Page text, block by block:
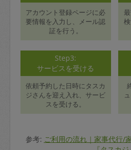
アカウント登録ページに必
要情報を入力し、メール認
証を行う。
Step3:
サービスを受ける
依頼予約した日時にタスカ
ジさんを迎え入れ、サービ
スを受ける。
参考: ご利用の流れ｜家事代行/